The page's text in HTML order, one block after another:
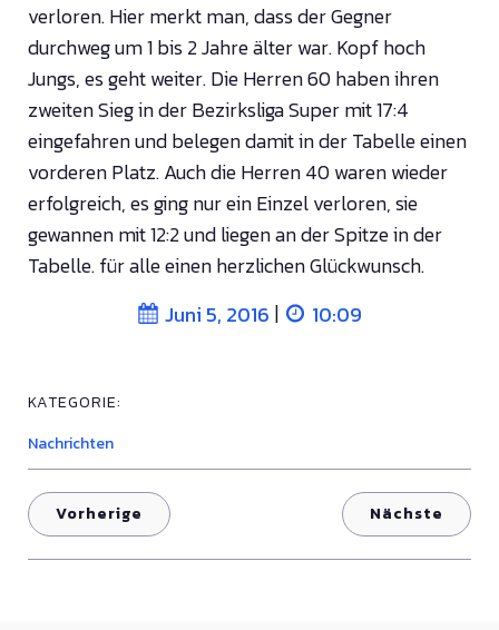
verloren. Hier merkt man, dass der Gegner
durchweg um 1 bis 2 Jahre älter war. Kopf hoch
Jungs, es geht weiter. Die Herren 60 haben ihren
zweiten Sieg in der Bezirksliga Super mit 17:4
eingefahren und belegen damit in der Tabelle einen
vorderen Platz. Auch die Herren 40 waren wieder
erfolgreich, es ging nur ein Einzel verloren, sie
gewannen mit 12:2 und liegen an der Spitze in der
Tabelle. für alle einen herzlichen Glückwunsch.
Juni 5, 2016 | 10:09
KATEGORIE:
Nachrichten
Vorherige Nächste